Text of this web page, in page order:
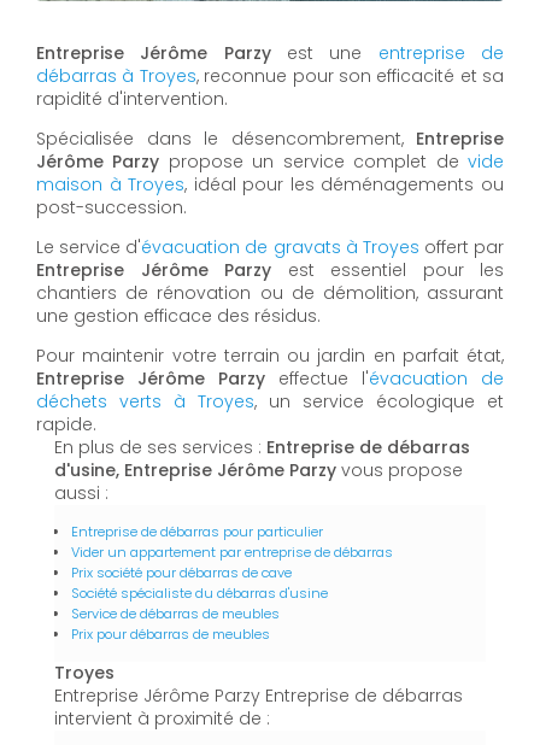
Entreprise Jérôme Parzyest une entreprise de
débarras à Troyes, reconnue pour son efficacité et sa
rapidité d'intervention.
Spécialisée dans le désencombrement, Entreprise
Jérôme Parzy propose un service complet devide
maison à Troyes, idéal pour les déménagements ou
post-succession.
Le service d'évacuation de gravats à Troyes offert par
Entreprise Jérôme Parzy est essentiel pour les
chantiers de rénovation ou de démolition, assurant
une gestion efficace des résidus.
Pour maintenir votre terrain ou jardin en parfait état,
Entreprise Jérôme Parzy effectue l'évacuation de
déchets verts à Troyes, un service écologique et
rapide.
En plus de ses services : Entreprise de débarras
d'usine, Entreprise Jérôme Parzy vous propose
aussi :
Entreprise de débarras pour particulier
Vider un appartement par entreprise de débarras
Prix société pour débarras de cave
Société spécialiste du débarras d'usine
Service de débarras de meubles
Prix pour débarras de meubles
Troyes
Entreprise Jérôme Parzy Entreprise de débarras
intervient à proximité de :